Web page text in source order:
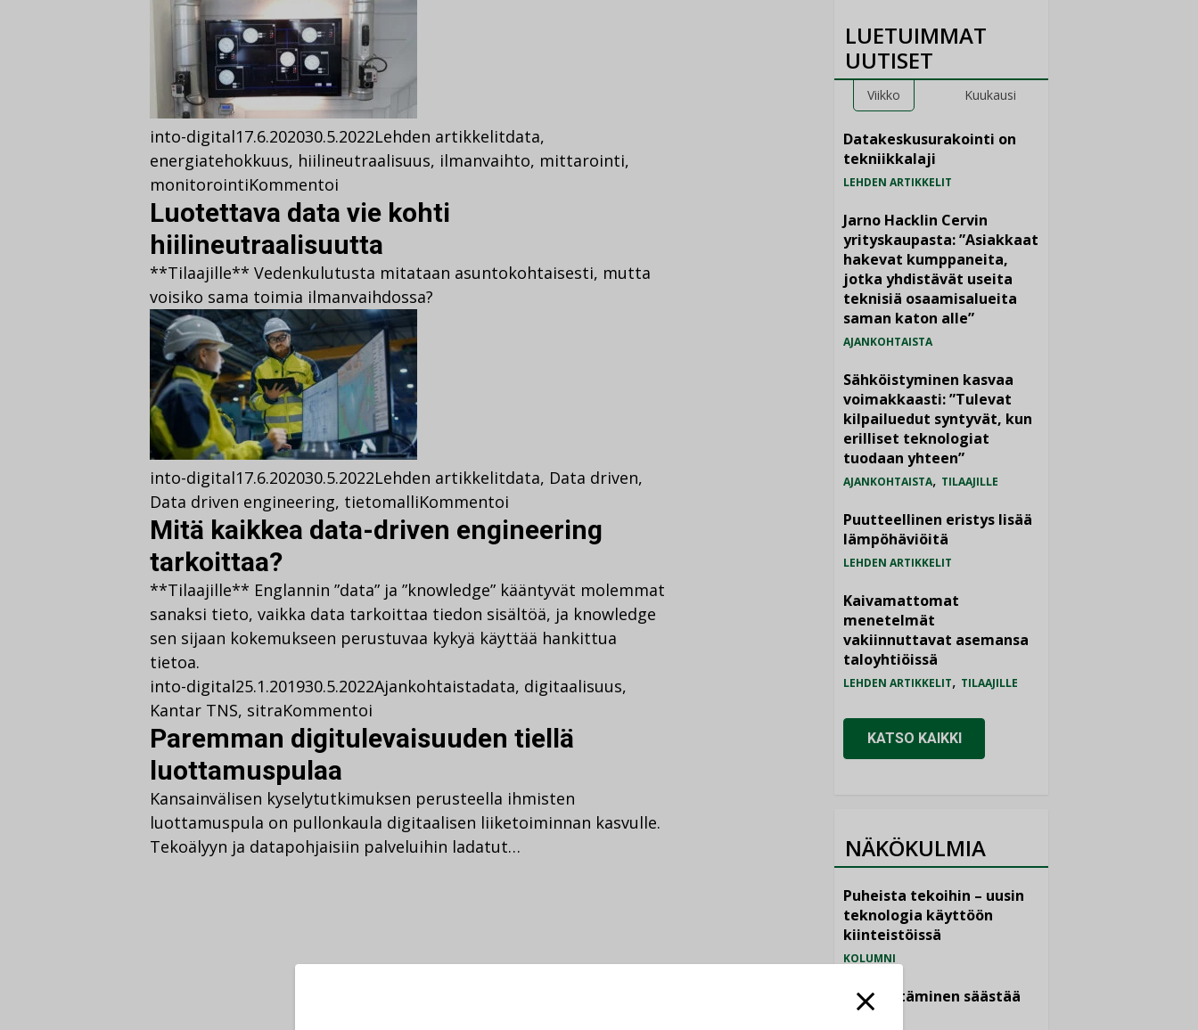
into-digital17.6.202030.5.2022Lehden artikkelitdata,
energiatehokkuus, hiilineutraalisuus, ilmanvaihto, mittarointi,
monitorointiKommentoi
Luotettava data vie kohti
hiilineutraalisuutta
**Tilaajille** Vedenkulutusta mitataan asuntokohtaisesti, mutta
voisiko sama toimia ilmanvaihdossa?
into-digital17.6.202030.5.2022Lehden artikkelitdata, Data driven,
Data driven engineering, tietomalliKommentoi
Mitä kaikkea data-driven engineering
tarkoittaa?
**Tilaajille** Englannin ”data” ja ”knowledge” kääntyvät molemmat
sanaksi tieto, vaikka data tarkoittaa tiedon sisältöä, ja knowledge
sen sijaan kokemukseen perustuvaa kykyä käyttää hankittua
tietoa.
into-digital25.1.201930.5.2022Ajankohtaistadata, digitaalisuus,
Kantar TNS, sitraKommentoi
Paremman digitulevaisuuden tiellä
luottamuspulaa
Kansainvälisen kyselytutkimuksen perusteella ihmisten
luottamuspula on pullonkaula digitaalisen liiketoiminnan kasvulle.
Tekoälyyn ja datapohjaisiin palveluihin ladatut…
LUETUIMMAT
UUTISET
Viikko Kuukausi
Datakeskusurakointi on
tekniikkalaji
LEHDEN ARTIKKELIT
Jarno Hacklin Cervin
yrityskaupasta: ”Asiakkaat
hakevat kumppaneita,
jotka yhdistävät useita
teknisiä osaamisalueita
saman katon alle”
AJANKOHTAISTA
Sähköistyminen kasvaa
voimakkaasti: ”Tulevat
kilpailuedut syntyvät, kun
erilliset teknologiat
tuodaan yhteen”
AJANKOHTAISTA, TILAAJILLE
Puutteellinen eristys lisää
lämpöhäviöitä
LEHDEN ARTIKKELIT
Kaivamattomat
menetelmät
vakiinnuttavat asemansa
taloyhtiöissä
LEHDEN ARTIKKELIT, TILAAJILLE
KATSO KAIKKI
NÄKÖKULMIA
Puheista tekoihin – uusin
teknologia käyttöön
kiinteistöissä
KOLUMNI
Sähköistäminen säästää
euroja